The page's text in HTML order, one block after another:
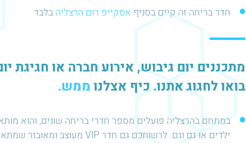
חדר בריחה זה קיים בסניף אסקייפ רום הרצליה בלבד
מתכננים יום גיבוש, אירוע חברה או חגיגת
בואו לחגוג אתנו. כיף אצלנוממש.
במתחם בהרצליה פועלים מספר חדרי בריחה שונים, והוא
ילדים או גם וגם. לרשותכם גם חדר VIP מעוצב ומאובזר שמתאים לימי גיבוש, ימי הולדת, פעילויות לקייטנות ועוד.